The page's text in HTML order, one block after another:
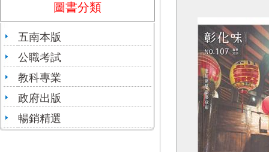
圖書分類
五南本版
公職考試
教科專業
政府出版
暢銷精選